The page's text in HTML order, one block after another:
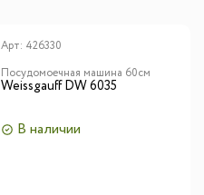
Арт: 426330
Посудомоечная машина 60см
Weissgauff DW 6035
В наличии